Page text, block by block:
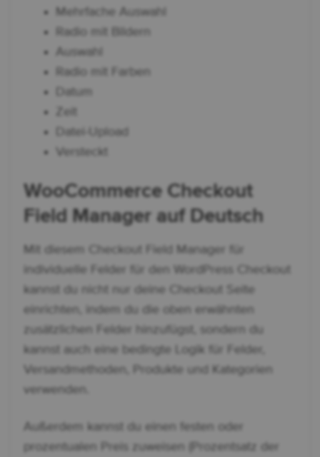
Mehrfache Auswahl
Radio mit Bildern
Auswahl
Radio mit Farben
Datum
Zeit
Datei-Upload
Versteckt
WooCommerce Checkout
Field Manager auf Deutsch
Mit diesem Checkout Field Manager für
individuelle Felder für den WordPress Checkout
kannst du nicht nur deine Checkout Seite
einrichten, indem du die oben erwähnten
zusätzlichen Felder hinzufügst, sondern du
kannst auch eine bedingte Logik für Felder,
Versandmethoden, Produkte und Kategorien
verwenden.
Außerdem kannst du einen festen oder
prozentualen Preis zuweisen (Prozentsatz der